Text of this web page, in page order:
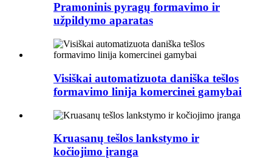
Pramoninis pyragų formavimo ir
užpildymo aparatas
Visiškai automatizuota daniška tešlos
formavimo linija komercinei gamybai
Kruasanų tešlos lankstymo ir
kočiojimo įranga